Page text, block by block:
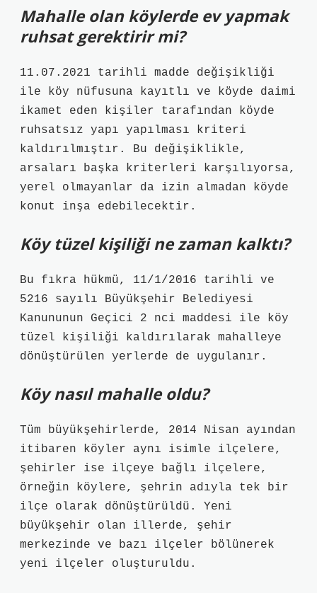
Mahalle olan köylerde ev yapmak
ruhsat gerektirir mi?
11.07.2021 tarihli madde değişikliği
ile köy nüfusuna kayıtlı ve köyde daimi
ikamet eden kişiler tarafından köyde
ruhsatsız yapı yapılması kriteri
kaldırılmıştır. Bu değişiklikle,
arsaları başka kriterleri karşılıyorsa,
yerel olmayanlar da izin almadan köyde
konut inşa edebilecektir.
Köy tüzel kişiliği ne zaman kalktı?
Bu fıkra hükmü, 11/1/2016 tarihli ve
5216 sayılı Büyükşehir Belediyesi
Kanununun Geçici 2 nci maddesi ile köy
tüzel kişiliği kaldırılarak mahalleye
dönüştürülen yerlerde de uygulanır.
Köy nasıl mahalle oldu?
Tüm büyükşehirlerde, 2014 Nisan ayından
itibaren köyler aynı isimle ilçelere,
şehirler ise ilçeye bağlı ilçelere,
örneğin köylere, şehrin adıyla tek bir
ilçe olarak dönüştürüldü. Yeni
büyükşehir olan illerde, şehir
merkezinde ve bazı ilçeler bölünerek
yeni ilçeler oluşturuldu.